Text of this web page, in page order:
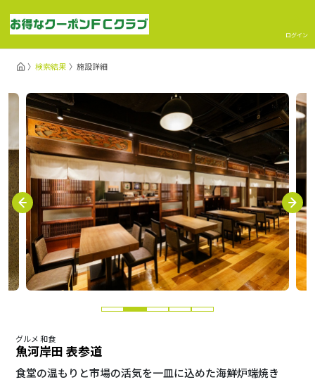
ログイン
検索結果 施設詳細
グルメ 和食
魚河岸田 表参道
食堂の温もりと市場の活気を一皿に込めた海鮮炉端焼き